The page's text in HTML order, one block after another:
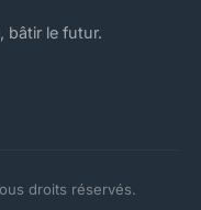
bâtir le futur.
droits réservés.